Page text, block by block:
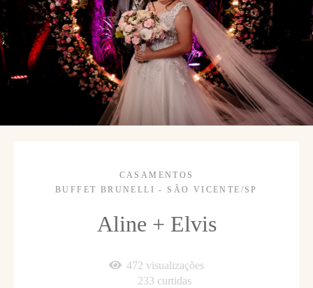
CASAMENTOS
BUFFET BRUNELLI - SÃO VICENTE/SP
Aline + Elvis
472 visualizações
233 curtidas